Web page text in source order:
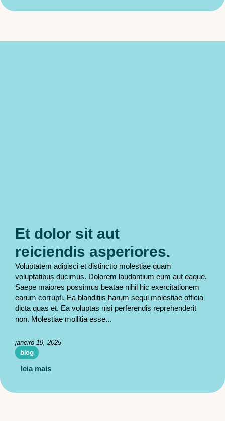
Et dolor sit aut
reiciendis asperiores.
Voluptatem adipisci et distinctio molestiae quam
voluptatibus ducimus. Dolorem laudantium eum aut eaque.
Saepe maiores possimus beatae nihil hic exercitationem
earum corrupti. Ea blanditiis harum sequi molestiae officia
dicta quas et. Ea voluptas nisi perferendis reprehenderit
non. Molestiae mollitia esse...
janeiro 19, 2025
blog
leia mais